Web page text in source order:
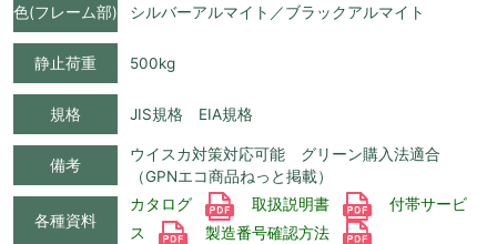
色(フレーム部) シルバーアルマイト／ブラックアルマイト
静止荷重 500kg
規格 JIS規格 EIA規格
備考
ウイスカ対策対応可能 グリーン購入法適合
（GPNエコ商品ねっと掲載）
各種資料
カタログ 取扱説明書
付帯サービ
ス
製造番号確認方法